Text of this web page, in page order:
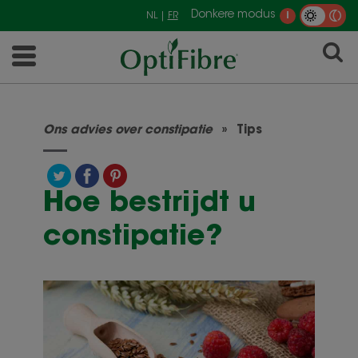
NL | FR Donkere modus
Ons advies over constipatie Tips
Hoe bestrijdt u
constipatie?